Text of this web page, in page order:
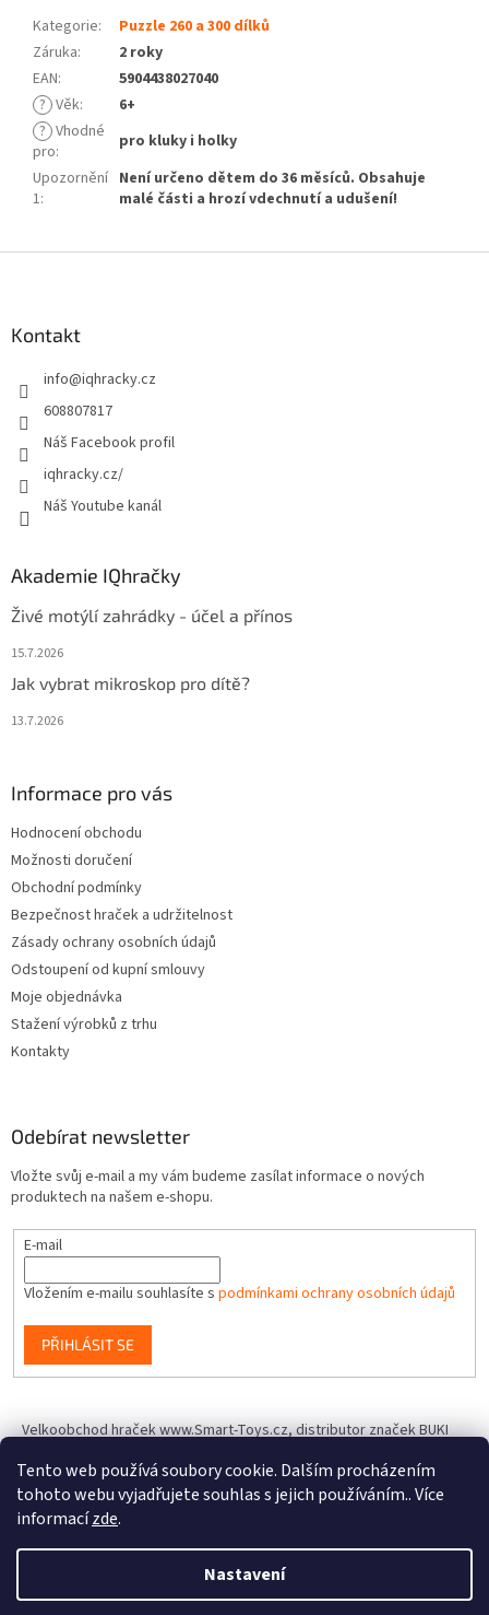
Tento web používá soubory cookie. Dalším procházením
tohoto webu vyjadřujete souhlas s jejich používáním.. Více
informacízde.
Nastavení
Kategorie:
Puzzle 260 a 300 dílků
Záruka:
2 roky
EAN:
5904438027040
? Věk:
6+
? Vhodné
pro:
pro kluky i holky
Upozornění
1:
Není určeno dětem do 36 měsíců. Obsahuje
malé části a hrozí vdechnutí a udušení!
Kontakt
info@iqhracky.cz
608807817
Náš Facebook profil
iqhracky.cz/
Náš Youtube kanál
Akademie IQhračky
Živé motýlí zahrádky - účel a přínos
15.7.2026
Jak vybrat mikroskop pro dítě?
13.7.2026
Informace pro vás
Hodnocení obchodu
Možnosti doručení
Obchodní podmínky
Bezpečnost hraček a udržitelnost
Zásady ochrany osobních údajů
Odstoupení od kupní smlouvy
Moje objednávka
Stažení výrobků z trhu
Kontakty
Odebírat newsletter
Vložte svůj e-mail a my vám budeme zasílat informace o nových
produktech na našem e-shopu.
E-mail
Vložením e-mailu souhlasíte s podmínkami ochrany osobních údajů
PŘIHLÁSIT SE
Velkoobchod hraček www.Smart-Toys.cz, distributor značek BUKI